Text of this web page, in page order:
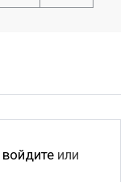
войдите или